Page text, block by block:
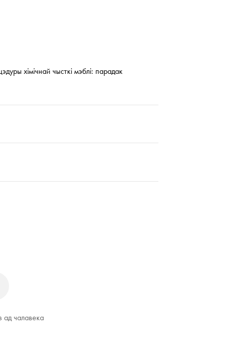
хімічнай чысткі мэблі: парадак
ад чалавека